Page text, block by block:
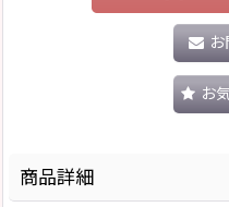
お
お
商品詳細